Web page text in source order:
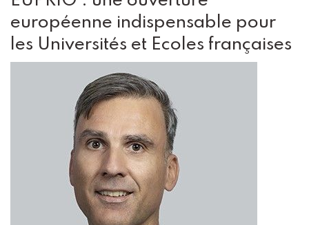
européenne indispensable pour
les Universités et Ecoles françaises